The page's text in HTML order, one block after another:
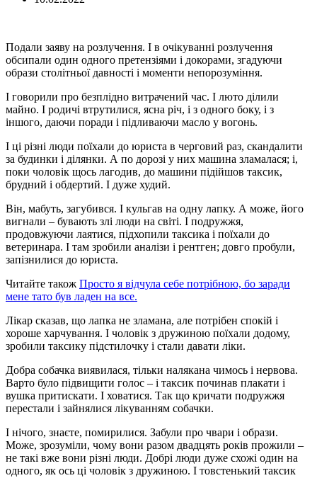
Подали заяву на розлучення. І в очікуванні розлучення
обсипали один одного претензіями і докорами, згадуючи
образи столітньої давності і моменти непорозуміння.
І говорили про безплідно витрачений час. І люто ділили
майно. І родичі втрутилися, ясна річ, і з одного боку, і з
іншого, даючи поради і підливаючи масло у вогонь.
І ці різні люди поїхали до юриста в черговий раз, скандалити
за будинки і ділянки. А по дорозі у них машина зламалася; і,
поки чоловік щось лагодив, до машини підійшов таксик,
брудний і обдертий. І дуже худий.
Він, мабуть, загубився. І кульгав на одну лапку. А може, його
вигнали – бувають злі люди на світі. І подружжя,
продовжуючи лаятися, підхопили таксика і поїхали до
ветеринара. І там зробили аналізи і рентген; довго пробули,
запізнилися до юриста.
Читайте також Просто я відчула себе потрібною, бо заради
мене тато був ладен на все.
Лікар сказав, що лапка не зламана, але потрібен спокій і
хороше харчування. І чоловік з дружиною поїхали додому,
зробили таксику підстилочку і стали давати ліки.
Добра собачка виявилася, тільки налякана чимось і нервова.
Варто було підвищити голос – і таксик починав плакати і
вушка притискати. І ховатися. Так що кричати подружжя
перестали і зайнялися лікуванням собачки.
І нічого, знаєте, помирилися. Забули про чвари і образи.
Може, зрозуміли, чому вони разом двадцять років прожили –
не такі вже вони різні люди. Добрі люди дуже схожі один на
одного, як ось ці чоловік з дружиною. І товстенький таксик